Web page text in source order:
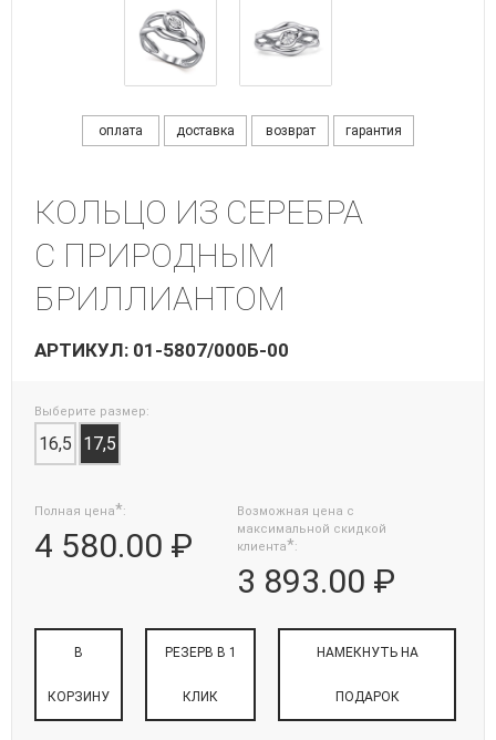
оплата доставка возврат гарантия
КОЛЬЦО ИЗ СЕРЕБРА
С ПРИРОДНЫМ
БРИЛЛИАНТОМ
АРТИКУЛ: 01-5807/000Б-00
Выберите размер:
16,5 17,5
Полная цена*:
4 580.00 ₽
Возможная цена с
максимальной скидкой
клиента*:
3 893.00 ₽
В
КОРЗИНУ
РЕЗЕРВ В 1
КЛИК
НАМЕКНУТЬ НА
ПОДАРОК